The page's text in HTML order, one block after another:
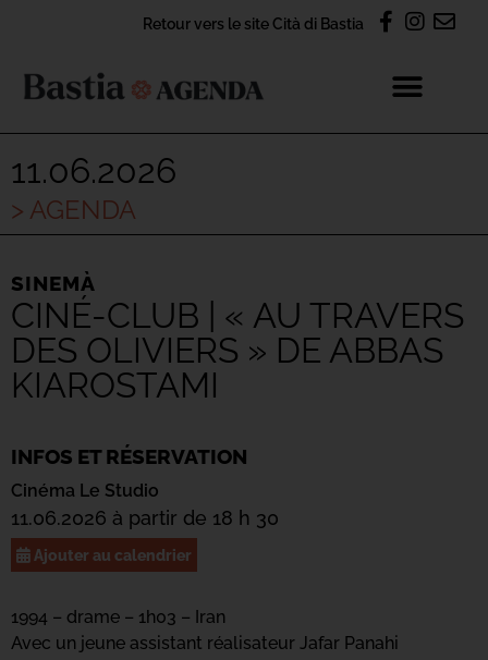
Retour vers le site Cità di Bastia
11.06.2026
> AGENDA
SINEMÀ
CINÉ-CLUB | « AU TRAVERS
DES OLIVIERS » DE ABBAS
KIAROSTAMI
INFOS ET RÉSERVATION
Cinéma Le Studio
11.06.2026 à partir de 18 h 30
Ajouter au calendrier
1994 – drame – 1h03 – Iran
Avec un jeune assistant réalisateur Jafar Panahi